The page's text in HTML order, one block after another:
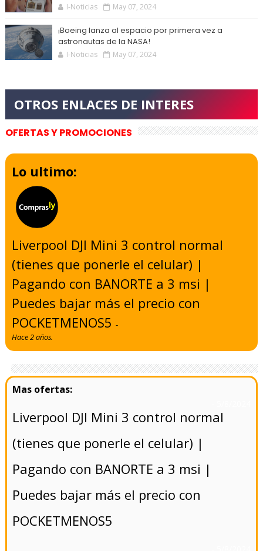
I-Noticias May 07, 2024
¡Boeing lanza al espacio por primera vez a
astronautas de la NASA!
I-Noticias May 07, 2024
OFERTAS Y PROMOCIONES
Lo ultimo:
Liverpool DJI Mini 3 control normal
(tienes que ponerle el celular) |
Pagando con BANORTE a 3 msi |
Puedes bajar más el precio con
POCKETMENOS5-
Hace 2 años.
Liverpool DJI Mini 3 control normal
(tienes que ponerle el celular) |
Pagando con BANORTE a 3 msi |
Puedes bajar más el precio con
POCKETMENOS5